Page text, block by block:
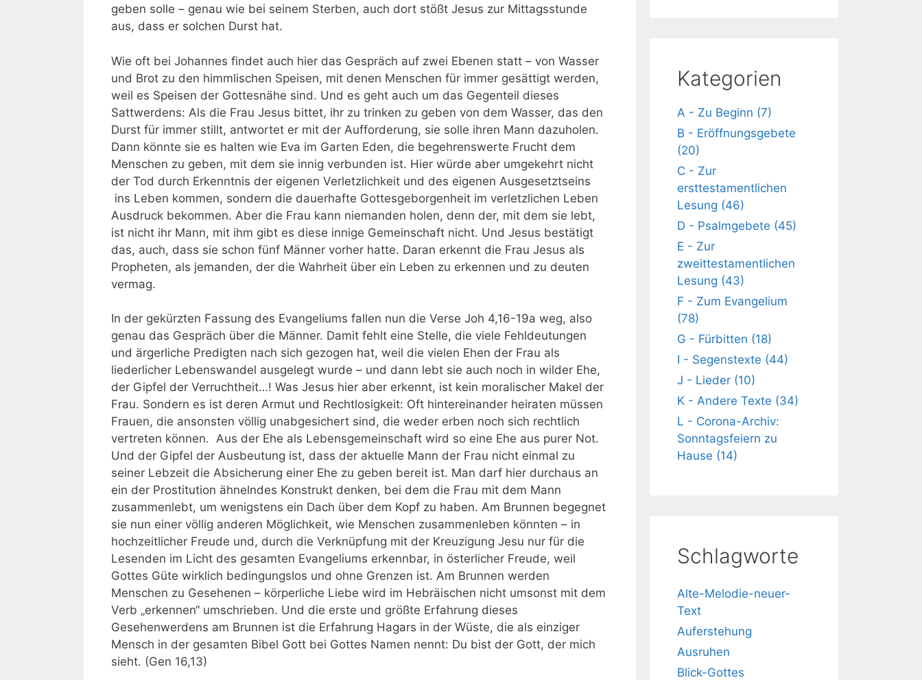
geben solle – genau wie bei seinem Sterben, auch dort stößt Jesus zur Mittagsstunde
aus, dass er solchen Durst hat.
Wie oft bei Johannes findet auch hier das Gespräch auf zwei Ebenen statt – von Wasser
und Brot zu den himmlischen Speisen, mit denen Menschen für immer gesättigt werden,
weil es Speisen der Gottesnähe sind. Und es geht auch um das Gegenteil dieses
Sattwerdens: Als die Frau Jesus bittet, ihr zu trinken zu geben von dem Wasser, das den
Durst für immer stillt, antwortet er mit der Aufforderung, sie solle ihren Mann dazuholen.
Dann könnte sie es halten wie Eva im Garten Eden, die begehrenswerte Frucht dem
Menschen zu geben, mit dem sie innig verbunden ist. Hier würde aber umgekehrt nicht
der Tod durch Erkenntnis der eigenen Verletzlichkeit und des eigenen Ausgesetztseins
ins Leben kommen, sondern die dauerhafte Gottesgeborgenheit im verletzlichen Leben
Ausdruck bekommen. Aber die Frau kann niemanden holen, denn der, mit dem sie lebt,
ist nicht ihr Mann, mit ihm gibt es diese innige Gemeinschaft nicht. Und Jesus bestätigt
das, auch, dass sie schon fünf Männer vorher hatte. Daran erkennt die Frau Jesus als
Propheten, als jemanden, der die Wahrheit über ein Leben zu erkennen und zu deuten
vermag.
In der gekürzten Fassung des Evangeliums fallen nun die Verse Joh 4,16-19a weg, also
genau das Gespräch über die Männer. Damit fehlt eine Stelle, die viele Fehldeutungen
und ärgerliche Predigten nach sich gezogen hat, weil die vielen Ehen der Frau als
liederlicher Lebenswandel ausgelegt wurde – und dann lebt sie auch noch in wilder Ehe,
der Gipfel der Verruchtheit…! Was Jesus hier aber erkennt, ist kein moralischer Makel der
Frau. Sondern es ist deren Armut und Rechtlosigkeit: Oft hintereinander heiraten müssen
Frauen, die ansonsten völlig unabgesichert sind, die weder erben noch sich rechtlich
vertreten können. Aus der Ehe als Lebensgemeinschaft wird so eine Ehe aus purer Not.
Und der Gipfel der Ausbeutung ist, dass der aktuelle Mann der Frau nicht einmal zu
seiner Lebzeit die Absicherung einer Ehe zu geben bereit ist. Man darf hier durchaus an
ein der Prostitution ähnelndes Konstrukt denken, bei dem die Frau mit dem Mann
zusammenlebt, um wenigstens ein Dach über dem Kopf zu haben. Am Brunnen begegnet
sie nun einer völlig anderen Möglichkeit, wie Menschen zusammenleben könnten – in
hochzeitlicher Freude und, durch die Verknüpfung mit der Kreuzigung Jesu nur für die
Lesenden im Licht des gesamten Evangeliums erkennbar, in österlicher Freude, weil
Gottes Güte wirklich bedingungslos und ohne Grenzen ist. Am Brunnen werden
Menschen zu Gesehenen – körperliche Liebe wird im Hebräischen nicht umsonst mit dem
Verb „erkennen“ umschrieben. Und die erste und größte Erfahrung dieses
Gesehenwerdens am Brunnen ist die Erfahrung Hagars in der Wüste, die als einziger
Mensch in der gesamten Bibel Gott bei Gottes Namen nennt: Du bist der Gott, der mich
sieht. (Gen 16,13)
Kategorien
A - Zu Beginn (7)
B - Eröffnungsgebete
(20)
C - Zur
ersttestamentlichen
Lesung (46)
D - Psalmgebete (45)
E - Zur
zweittestamentlichen
Lesung (43)
F - Zum Evangelium
(78)
G - Fürbitten (18)
I - Segenstexte (44)
J - Lieder (10)
K - Andere Texte (34)
L - Corona-Archiv:
Sonntagsfeiern zu
Hause (14)
Schlagworte
Alte-Melodie-neuer-
Text
Auferstehung
Ausruhen
Blick-Gottes